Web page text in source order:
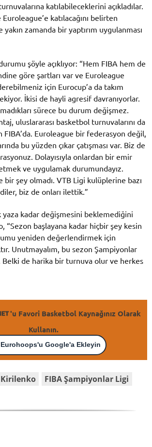
katılabileceklerini açıkladılar.
katılacağını belirten
zamanda bir yaptırım uygulanması
şöyle açıklıyor: “Hem FIBA hem de
göre şartları var ve Euroleague
için Eurocup’a da takım
İkisi de hayli agresif davranıyorlar.
sürece bu durum değişmez.
uluslararası basketbol turnuvalarını da
Euroleague bir federasyon değil,
bu yüzden çıkar çatışması var. Biz de
Dolayısıyla onlardan bir emir
ve uygulamak durumundayız.
bir şey olmadı. VTB Ligi kulüplerine bazı
biz de onları ilettik.”
kadar değişmesini beklemediğini
“Sezon başlayana kadar hiçbir şey kesin
yeniden değerlendirmek için
Unutmayalım, bu sezon Şampiyonlar
Belki de harika bir turnuva olur ve herkes
'u Favori Basketbol Kaynağınız Olarak
Kullanın.
Eurohoops'u Google'a Ekleyin
FIBA Şampiyonlar Ligi